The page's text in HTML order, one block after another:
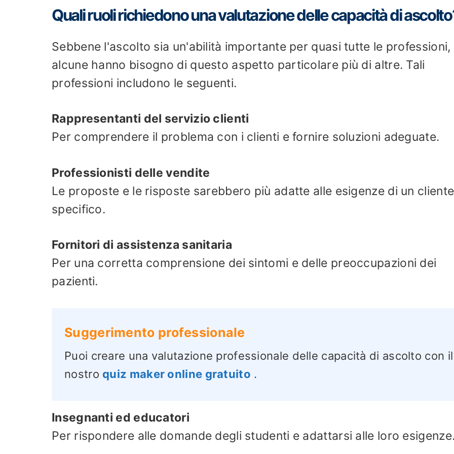
Quali ruoli richiedono una valutazione delle capacità di
Sebbene l'ascolto sia un'abilità importante per quasi tutte le professioni,
alcune hanno bisogno di questo aspetto particolare più di altre. Tali
professioni includono le seguenti.
Rappresentanti del servizio clienti
Per comprendere il problema con i clienti e fornire soluzioni adeguate.
Professionisti delle vendite
Le proposte e le risposte sarebbero più adatte alle esigenze di un cliente
specifico.
Fornitori di assistenza sanitaria
Per una corretta comprensione dei sintomi e delle preoccupazioni dei
pazienti.
Suggerimento professionale
Puoi creare una valutazione professionale delle capacità di ascolto con il
nostro quiz maker online gratuito .
Insegnanti ed educatori
Per rispondere alle domande degli studenti e adattarsi alle loro